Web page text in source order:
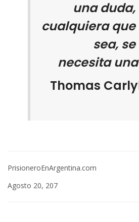
una duda,
cualquiera que
sea, se
necesita
Thomas
PrisioneroEnArgentina.com
Agosto 20, 207